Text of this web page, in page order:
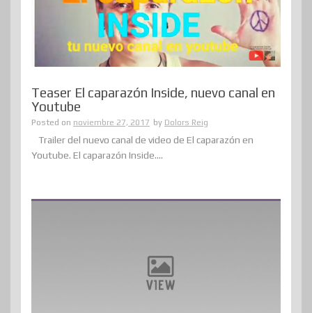
Teaser El caparazón Inside, nuevo canal en
Youtube
Posted on noviembre 27, 2017 by Dolors Reig
Trailer del nuevo canal de video de El caparazón en
Youtube. El caparazón Inside....